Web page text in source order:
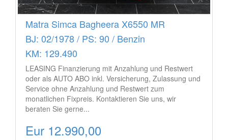
Matra Simca Bagheera X6550 MR
BJ: 02/1978 / PS: 90 / Benzin
KM: 129.490
LEASING Finanzierung mit Anzahlung und Restwert
oder als AUTO ABO inkl. Versicherung, Zulassung und
Service ohne Anzahlung und Restwert zum
monatlichen Fixpreis. Kontaktieren Sie uns, wir
beraten Sie gerne...
Eur 12.990,00